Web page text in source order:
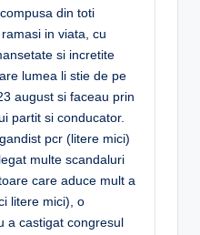
din toti
in viata, cu
si incretite
lumea li stie de pe
august si faceau prin
partit si conducator.
pcr (litere mici)
multe scandaluri
care aduce mult a
litere mici), o
a castigat congresul